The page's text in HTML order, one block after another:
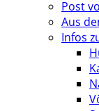
Post
Aus
Infos